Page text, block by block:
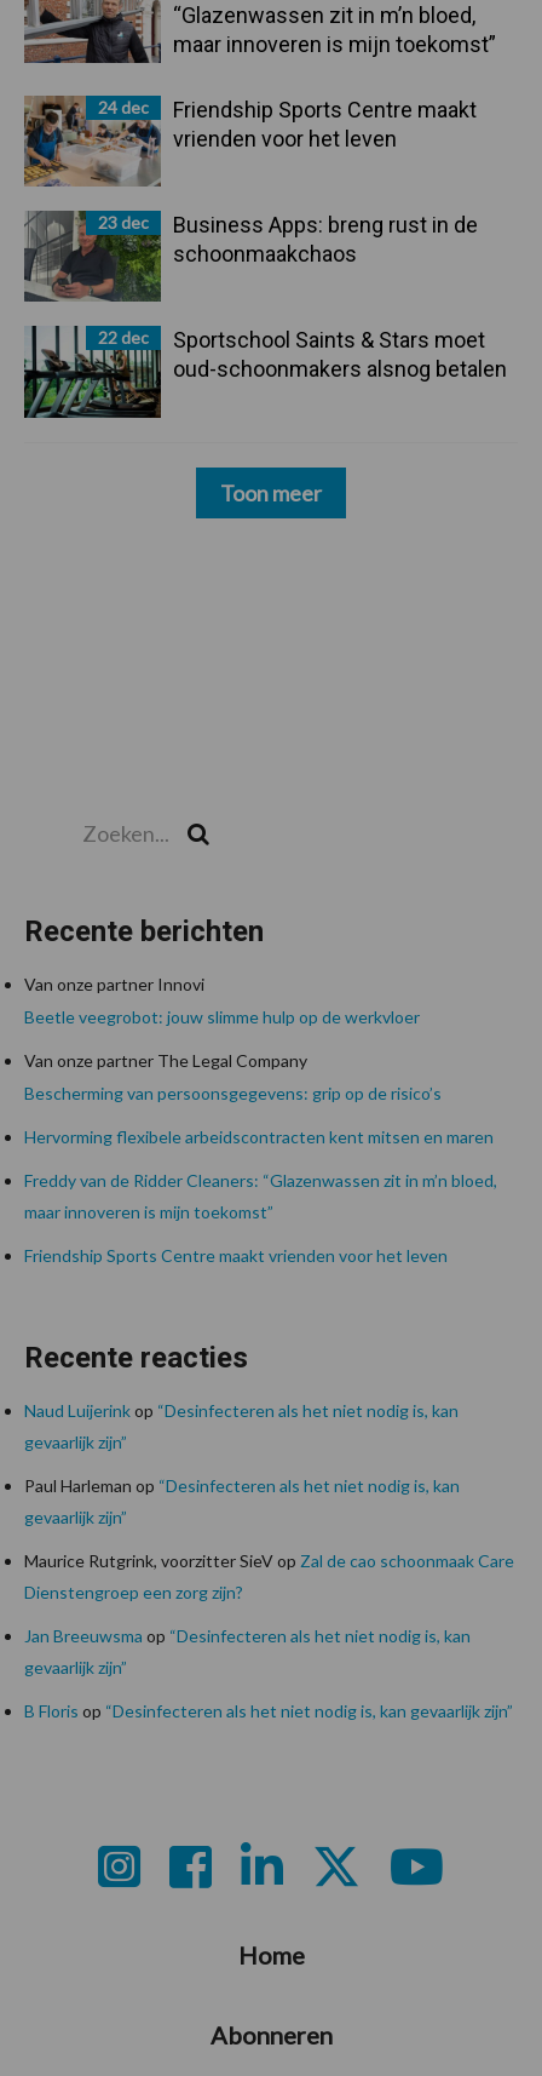
“Glazenwassen zit in m’n bloed,
maar innoveren is mijn toekomst”
24 dec
Friendship Sports Centre maakt
vrienden voor het leven
23 dec
Business Apps: breng rust in de
schoonmaakchaos
22 dec
Sportschool Saints & Stars moet
oud-schoonmakers alsnog betalen
Toon meer
Recente berichten
Van onze partner Innovi
Beetle veegrobot: jouw slimme hulp op de werkvloer
Van onze partner The Legal Company
Bescherming van persoonsgegevens: grip op de risico’s
Hervorming flexibele arbeidscontracten kent mitsen en maren
Freddy van de Ridder Cleaners: “Glazenwassen zit in m’n bloed,
maar innoveren is mijn toekomst”
Friendship Sports Centre maakt vrienden voor het leven
Recente reacties
Naud Luijerinkop “Desinfecteren als het niet nodig is, kan
gevaarlijk zijn”
Paul Harleman op “Desinfecteren als het niet nodig is, kan
gevaarlijk zijn”
Maurice Rutgrink, voorzitter SieVop Zal de cao schoonmaak Care
Dienstengroep een zorg zijn?
Jan Breeuwsma op “Desinfecteren als het niet nodig is, kan
gevaarlijk zijn”
B Floris op “Desinfecteren als het niet nodig is, kan gevaarlijk zijn”
Home
Abonneren